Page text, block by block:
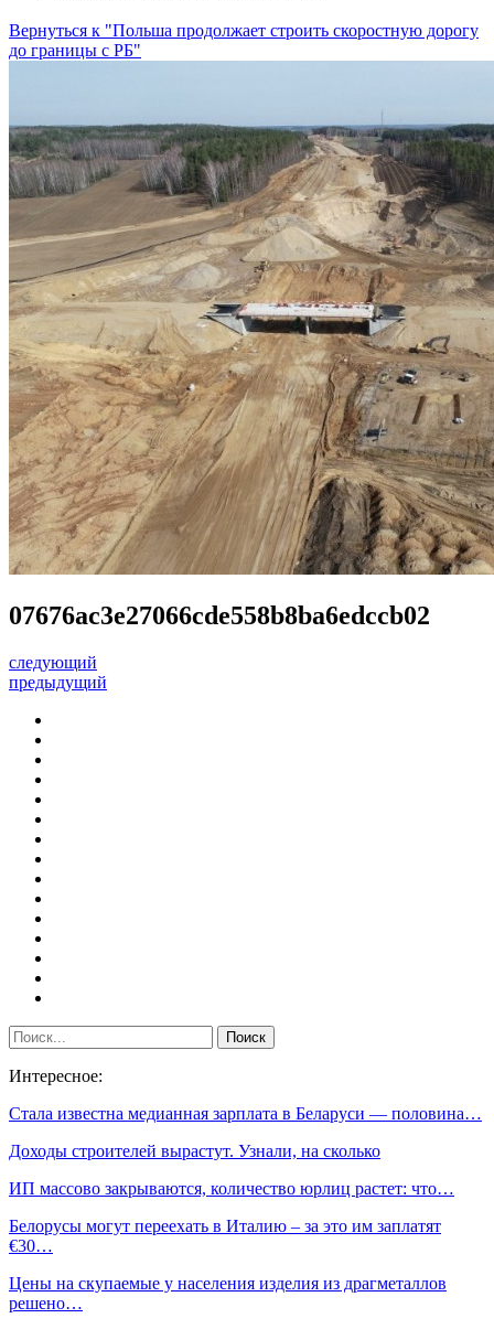
Вернуться к "Польша продолжает строить скоростную дорогу
до границы с РБ"
07676ac3e27066cde558b8ba6edccb02
следующий
предыдущий
Интересное:
Стала известна медианная зарплата в Беларуси — половина…
Доходы строителей вырастут. Узнали, на сколько
ИП массово закрываются, количество юрлиц растет: что…
Белорусы могут переехать в Италию – за это им заплатят
€30…
Цены на скупаемые у населения изделия из драгметаллов
решено…